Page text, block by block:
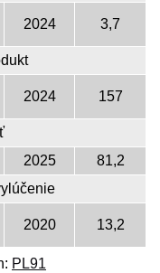
2024 3,7
2024 157
2025
81,2
2020 13,2
PL91